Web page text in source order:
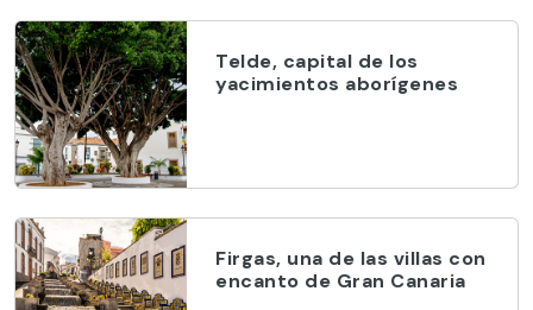
Telde, capital de los
yacimientos aborígenes
Firgas, una de las villas con
encanto de Gran Canaria